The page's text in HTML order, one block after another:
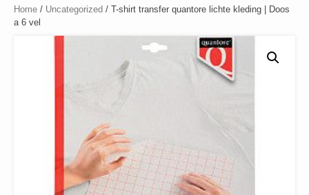
Home / Uncategorized / T-shirt transfer quantore lichte kleding | Doos
a 6 vel